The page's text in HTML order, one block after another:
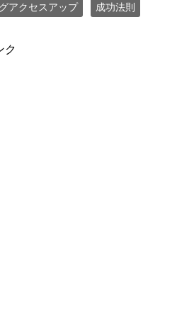
アクセスアップ 成功法則
ク